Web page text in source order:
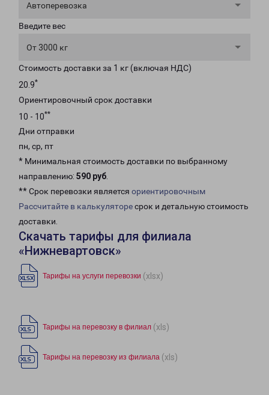
Автоперевозка
Введите вес
От 3000 кг
Стоимость доставки за 1 кг (включая НДС)
20.9*
Ориентировочный срок доставки
10 - 10**
Дни отправки
пн, ср, пт
* Минимальная стоимость доставки по выбранному
направлению: 590 руб.
** Срок перевозки является ориентировочным
Рассчитайте в калькуляторесрок и детальную стоимость
доставки.
Скачать тарифы для филиала
«Нижневартовск»
Тарифы на услуги перевозки (xlsx)
Тарифы на перевозку в филиал (xls)
Тарифы на перевозку из филиала (xls)